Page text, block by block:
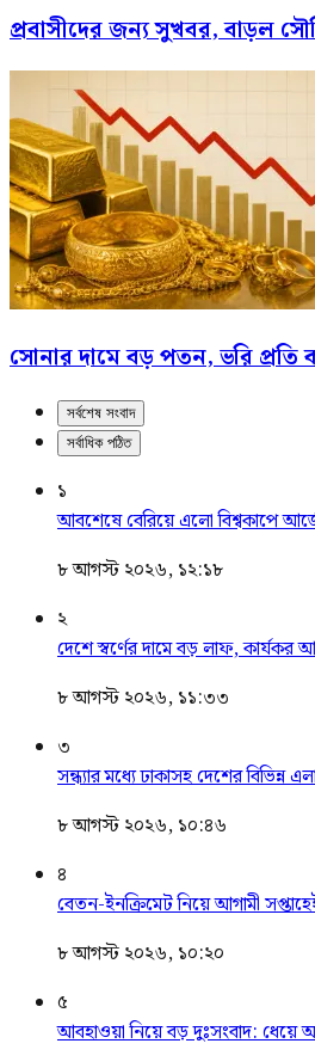
প্রবাসীদের জন্য সুখবর, বাড়ল
সোনার দামে বড় পতন, ভরি প্রতি
সর্বশেষ সংবাদ
সর্বাধিক পঠিত
১
আবশেষে বেরিয়ে এলো বিশ্বকাপে
৮ আগস্ট ২০২৬, ১২:১৮
২
দেশে স্বর্ণের দামে বড় লাফ,
৮ আগস্ট ২০২৬, ১১:৩৩
৩
সন্ধ্যার মধ্যে ঢাকাসহ দেশের বিভিন্ন
৮ আগস্ট ২০২৬, ১০:৪৬
৪
বেতন-ইনক্রিমেট নিয়ে আগামী
৮ আগস্ট ২০২৬, ১০:২০
৫
আবহাওয়া নিয়ে বড় দুঃসংবাদ: ধেয়ে